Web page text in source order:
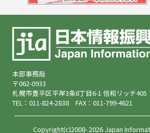
本部事務局
〒062-0933
札幌市豊平区平岸3条8丁目6-1 信和リッチ405
TEL：011-824-2838 FAX：011-799-4621
Copyright(c)2008- 2026 Japan